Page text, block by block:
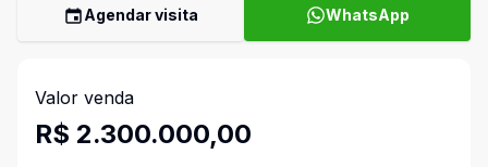
Agendar visita WhatsApp
Valor venda
R$ 2.300.000,00